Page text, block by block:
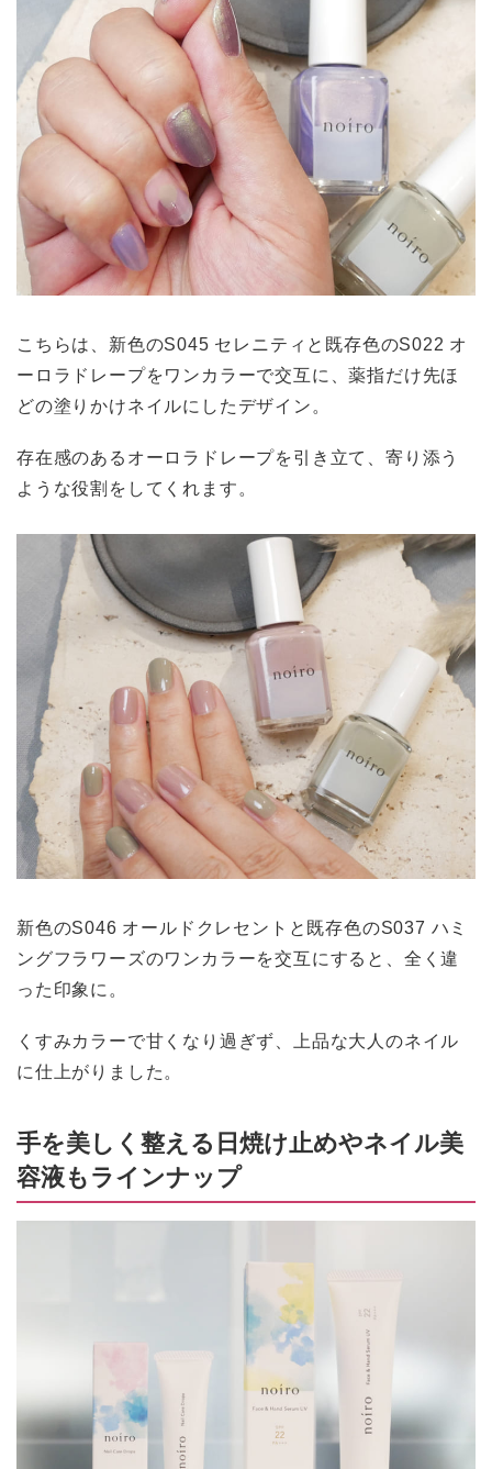
こちらは、新色のS045 セレニティと既存色のS022 オ
ーロラドレープをワンカラーで交互に、薬指だけ先ほ
どの塗りかけネイルにしたデザイン。
存在感のあるオーロラドレープを引き立て、寄り添う
ような役割をしてくれます。
新色のS046 オールドクレセントと既存色のS037 ハミ
ングフラワーズのワンカラーを交互にすると、全く違
った印象に。
くすみカラーで甘くなり過ぎず、上品な大人のネイル
に仕上がりました。
手を美しく整える日焼け止めやネイル美
容液もラインナップ